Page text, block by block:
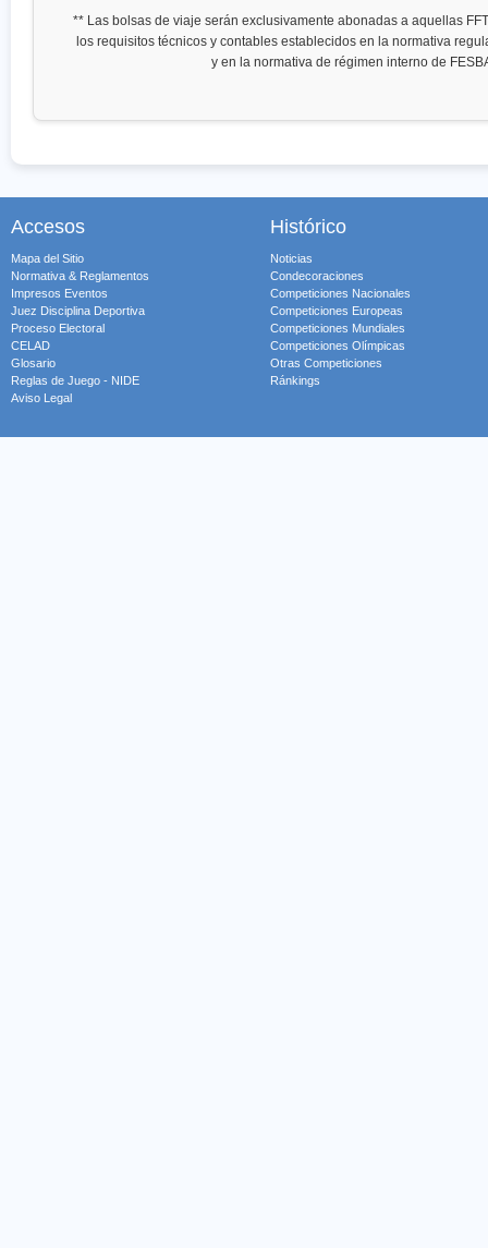
** Las bolsas de viaje serán exclusivamente abonadas a aquellas
los requisitos técnicos y contables establecidos en la normativa
y en la normativa de régimen interno de
Accesos
Mapa del Sitio
Normativa & Reglamentos
Impresos Eventos
Juez Disciplina Deportiva
Proceso Electoral
CELAD
Glosario
Reglas de Juego - NIDE
Aviso Legal
Histórico
Noticias
Condecoraciones
Competiciones Nacionales
Competiciones Europeas
Competiciones Mundiales
Competiciones Olímpicas
Otras Competiciones
Ránkings